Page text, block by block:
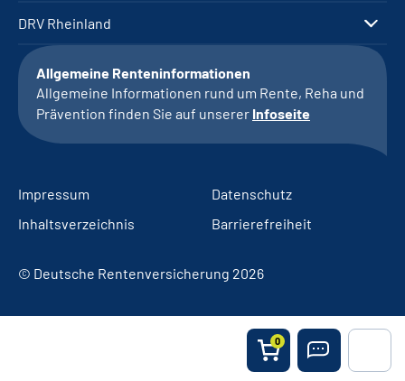
0
DRV Rheinland
Allgemeine Renteninformationen
Allgemeine Informationen rund um Rente, Reha und
Prävention finden Sie auf unserer Infoseite
Impressum
Datenschutz
Inhaltsverzeichnis
Barrierefreiheit
© Deutsche Rentenversicherung 2026